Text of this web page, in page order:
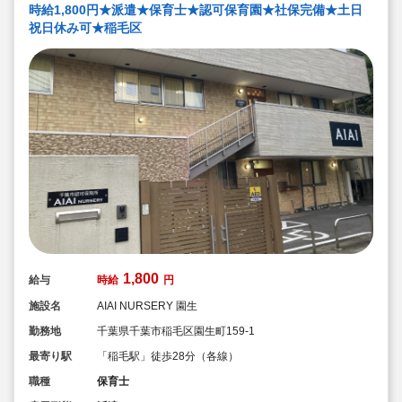
時給1,800円★派遣★保育士★認可保育園★社保完備★土日
祝日休み可★稲毛区
給与 時給 1,800 円
施設名
AIAI NURSERY 園生
勤務地
千葉県千葉市稲毛区園生町159-1
最寄り駅
「稲毛駅」徒歩28分（各線）
職種
保育士